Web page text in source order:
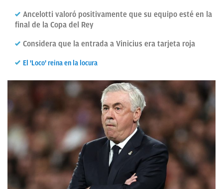
CANTERA
OKDIARIO
Ancelotti valoró positivamente que su equipo esté en la
final de la Copa del Rey
Considera que la entrada a Vinicius era tarjeta roja
El 'Loco' reina en la locura